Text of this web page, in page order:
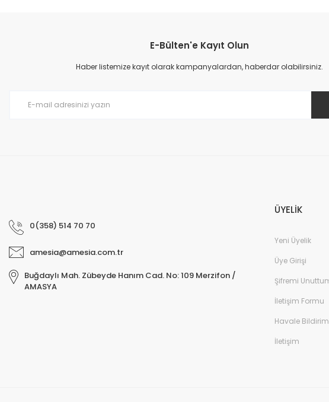
Ürün resmi kalitesiz, bozuk veya görüntülenemiyor.
Ürün açıklamasında eksik bilgiler bulunuyor.
E-Bülten'e Kayıt Olun
Haber listemize kayıt olarak kampanyalardan, haberdar olabilirsiniz.
0(358) 514 70 70
amesia@amesia.com.tr
Buğdaylı Mah. Zübeyde Hanım Cad. No: 109 Merzifon /
AMASYA
ÜYELİK
Yeni Üyelik
Üye Girişi
Şifremi
İletişim Formu
Havale
İletişim